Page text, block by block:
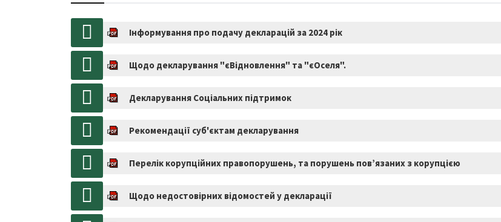
Інформування про подачу декларацій за 2024 рік
Щодо декларування "єВідновлення" та "єОселя".
Декларування Соціальних підтримок
Рекомендації суб'єктам декларування
Перелік корупційних правопорушень, та порушень пов’язаних з корупцією
Щодо недостовірних відомостей у декларації